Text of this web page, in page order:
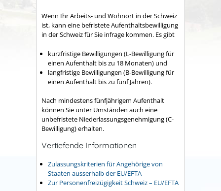
Wenn Ihr Arbeits- und Wohnort in der Schweiz
ist, kann eine befristete Aufenthaltsbewilligung
in der Schweiz für Sie infrage kommen. Es gibt
kurzfristige Bewilligungen (L-Bewilligung für
einen Aufenthalt bis zu 18 Monaten) und
langfristige Bewilligungen (B-Bewilligung für
einen Aufenthalt bis zu fünf Jahren).
Nach mindestens fünfjährigem Aufenthalt
können Sie unter Umständen auch eine
unbefristete Niederlassungsgenehmigung (C-
Bewilligung) erhalten.
Vertiefende Informationen
Zulassungskriterien für Angehörige von
Staaten ausserhalb der EU/EFTA
Zur Personenfreizügigkeit Schweiz – EU/EFTA